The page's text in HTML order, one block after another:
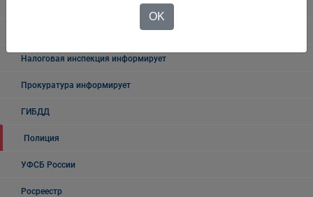
Государственные органы и службы информируют
Учреждения Здравоохранения
Налоговая инспекция информирует
Прокуратура информирует
ГИБДД
Полиция
УФСБ России
Росреестр
OK